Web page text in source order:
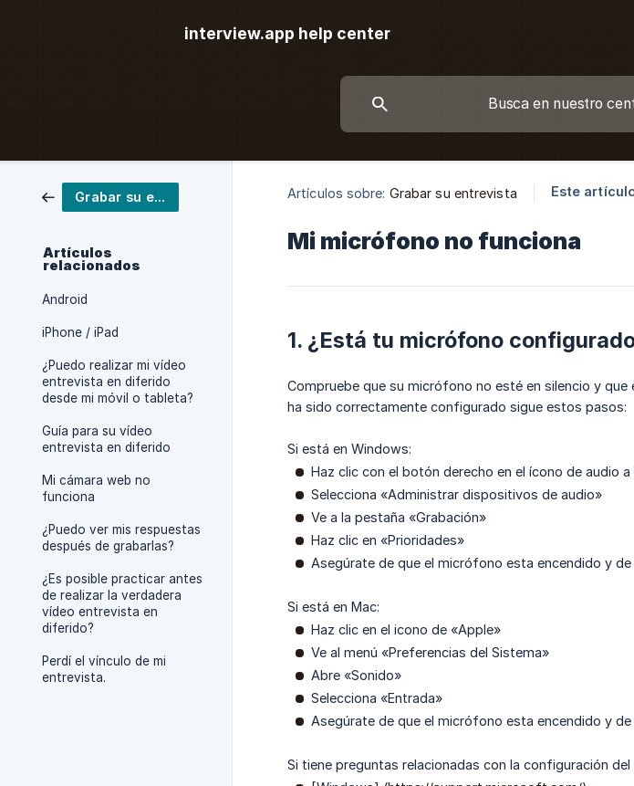
interview.app help center
Grabar su entrevista
Artículos
relacionados
Android
iPhone / iPad
¿Puedo realizar mi vídeo
entrevista en diferido
desde mi móvil o tableta?
Guía para su vídeo
entrevista en diferido
Mi cámara web no
funciona
¿Puedo ver mis respuestas
después de grabarlas?
¿Es posible practicar antes
de realizar la verdadera
vídeo entrevista en
diferido?
Perdí el vínculo de mi
entrevista.
Artículos sobre: Grabar su entrevista Este
Mi micrófono no funciona
1. ¿Está tu micrófono
Compruebe que su micrófono no esté en silencio y
ha sido correctamente configurado sigue estos pasos:
Si está en Windows:
Haz clic con el botón derecho en el ícono de audio
Selecciona «Administrar dispositivos de audio»
Ve a la pestaña «Grabación»
Haz clic en «Prioridades»
Asegúrate de que el micrófono esta encendido y
Si está en Mac:
Haz clic en el icono de «Apple»
Ve al menú «Preferencias del Sistema»
Abre «Sonido»
Selecciona «Entrada»
Asegúrate de que el micrófono esta encendido y
Si tiene preguntas relacionadas con la configuración